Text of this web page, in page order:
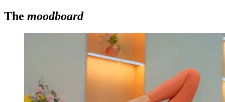
The moodboard